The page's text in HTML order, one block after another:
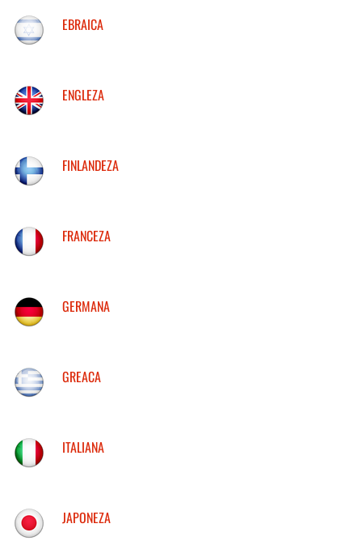
EBRAICA
ENGLEZA
FINLANDEZA
FRANCEZA
GERMANA
GREACA
ITALIANA
JAPONEZA